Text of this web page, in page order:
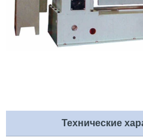
Технические